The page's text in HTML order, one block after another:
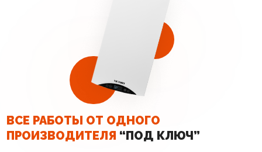
ВСЕ РАБОТЫ ОТ ОДНОГО
ПРОИЗВОДИТЕЛЯ “ПОД КЛЮЧ”